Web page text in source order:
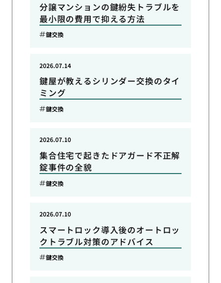
分譲マンションの鍵紛失トラブルを
最小限の費用で抑える方法
鍵交換
鍵屋が教えるシリンダー交換のタイ
ミング
2026.07.14
鍵交換
集合住宅で起きたドアガード不正解
錠事件の全貌
2026.07.10
鍵交換
スマートロック導入後のオートロッ
クトラブル対策のアドバイス
2026.07.10
鍵交換